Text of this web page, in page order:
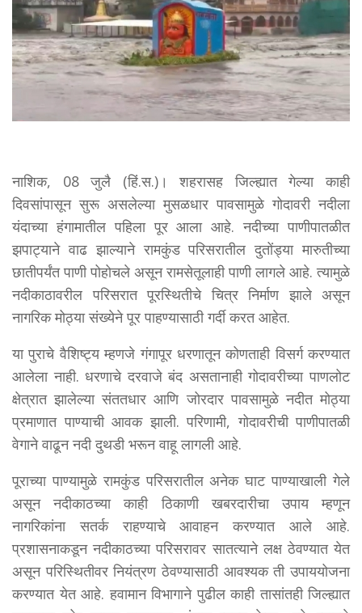
नाशिक, 08 जुलै (हिं.स.)। शहरासह जिल्ह्यात गेल्या काही
दिवसांपासून सुरू असलेल्या मुसळधार पावसामुळे गोदावरी नदीला
यंदाच्या हंगामातील पहिला पूर आला आहे. नदीच्या पाणीपातळीत
झपाट्याने वाढ झाल्याने रामकुंड परिसरातील दुतोंड्या मारुतीच्या
छातीपर्यंत पाणी पोहोचले असून रामसेतूलाही पाणी लागले आहे. त्यामुळे
नदीकाठावरील परिसरात पूरस्थितीचे चित्र निर्माण झाले असून
नागरिक मोठ्या संख्येने पूर पाहण्यासाठी गर्दी करत आहेत.
या पुराचे वैशिष्ट्य म्हणजे गंगापूर धरणातून कोणताही विसर्ग करण्यात
आलेला नाही. धरणाचे दरवाजे बंद असतानाही गोदावरीच्या पाणलोट
क्षेत्रात झालेल्या संततधार आणि जोरदार पावसामुळे नदीत मोठ्या
प्रमाणात पाण्याची आवक झाली. परिणामी, गोदावरीची पाणीपातळी
वेगाने वाढून नदी दुथडी भरून वाहू लागली आहे.
पूराच्या पाण्यामुळे रामकुंड परिसरातील अनेक घाट पाण्याखाली गेले
असून नदीकाठच्या काही ठिकाणी खबरदारीचा उपाय म्हणून
नागरिकांना सतर्क राहण्याचे आवाहन करण्यात आले आहे.
प्रशासनाकडून नदीकाठच्या परिसरावर सातत्याने लक्ष ठेवण्यात येत
असून परिस्थितीवर नियंत्रण ठेवण्यासाठी आवश्यक ती उपाययोजना
करण्यात येत आहे. हवामान विभागाने पुढील काही तासांतही जिल्ह्यात